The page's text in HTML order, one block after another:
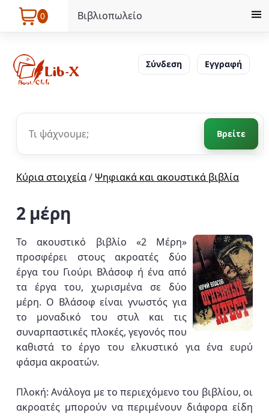
0 Βιβλιοπωλείο
Σύνδεση Εγγραφή
Βρείτε
Κύρια στοιχεία/Ψηφιακά και ακουστικά βιβλία
2 μέρη
Το ακουστικό βιβλίο «2 Μέρη»
προσφέρει στους ακροατές δύο
έργα του Γιούρι Βλάσοφ ή ένα από
τα έργα του, χωρισμένα σε δύο
μέρη. Ο Βλάσοφ είναι γνωστός για
το μοναδικό του στυλ και τις
συναρπαστικές πλοκές, γεγονός που
καθιστά το έργο του ελκυστικό για ένα ευρύ
φάσμα ακροατών.
Πλοκή: Ανάλογα με το περιεχόμενο του βιβλίου, οι
ακροατές μπορούν να περιμένουν διάφορα είδη